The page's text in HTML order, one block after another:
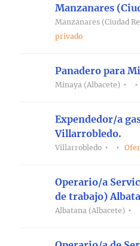
Manzanares
Manzanares (Ciudad
privado
Panadero para
Minaya (Albacete)
Expendedor/a
Villarrobledo.
Villarrobledo
Operario/a
de trabajo)
Albatana (Albacete)